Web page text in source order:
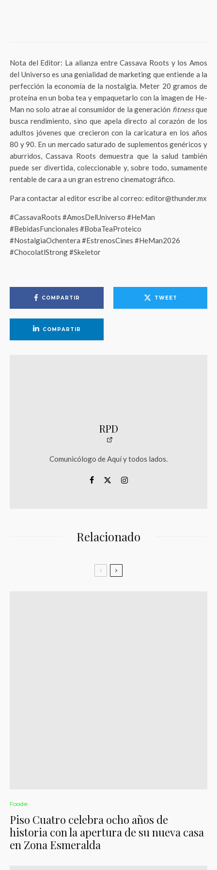
Nota del Editor: La alianza entre Cassava Roots y los Amos
del Universo es una genialidad de marketing que entiende a la
perfección la economía de la nostalgia. Meter 20 gramos de
proteína en un boba tea y empaquetarlo con la imagen de He-
Man no solo atrae al consumidor de la generación fitnessque
busca rendimiento, sino que apela directo al corazón de los
adultos jóvenes que crecieron con la caricatura en los años
80 y 90. En un mercado saturado de suplementos genéricos y
aburridos, Cassava Roots demuestra que la salud también
puede ser divertida, coleccionable y, sobre todo, sumamente
rentable de cara a un gran estreno cinematográfico.
Para contactar al editor escribe al correo: editor@thunder.mx
#CassavaRoots #AmosDelUniverso #HeMan
#BebidasFuncionales #BobaTeaProteico
#NostalgiaOchentera #EstrenosCines #HeMan2026
#ChocolatlStrong #Skeletor
COMPARTIR TWEET
COMPARTIR
RPD
Comunicólogo de Aquí y todos lados.
Relacionado
Foodie
Piso Cuatro celebra ocho años de
historia con la apertura de su nueva casa
en Zona Esmeralda